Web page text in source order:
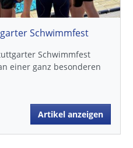
Schwimmfest
Schwimmfest
einer ganz besonderen
Artikel anzeigen